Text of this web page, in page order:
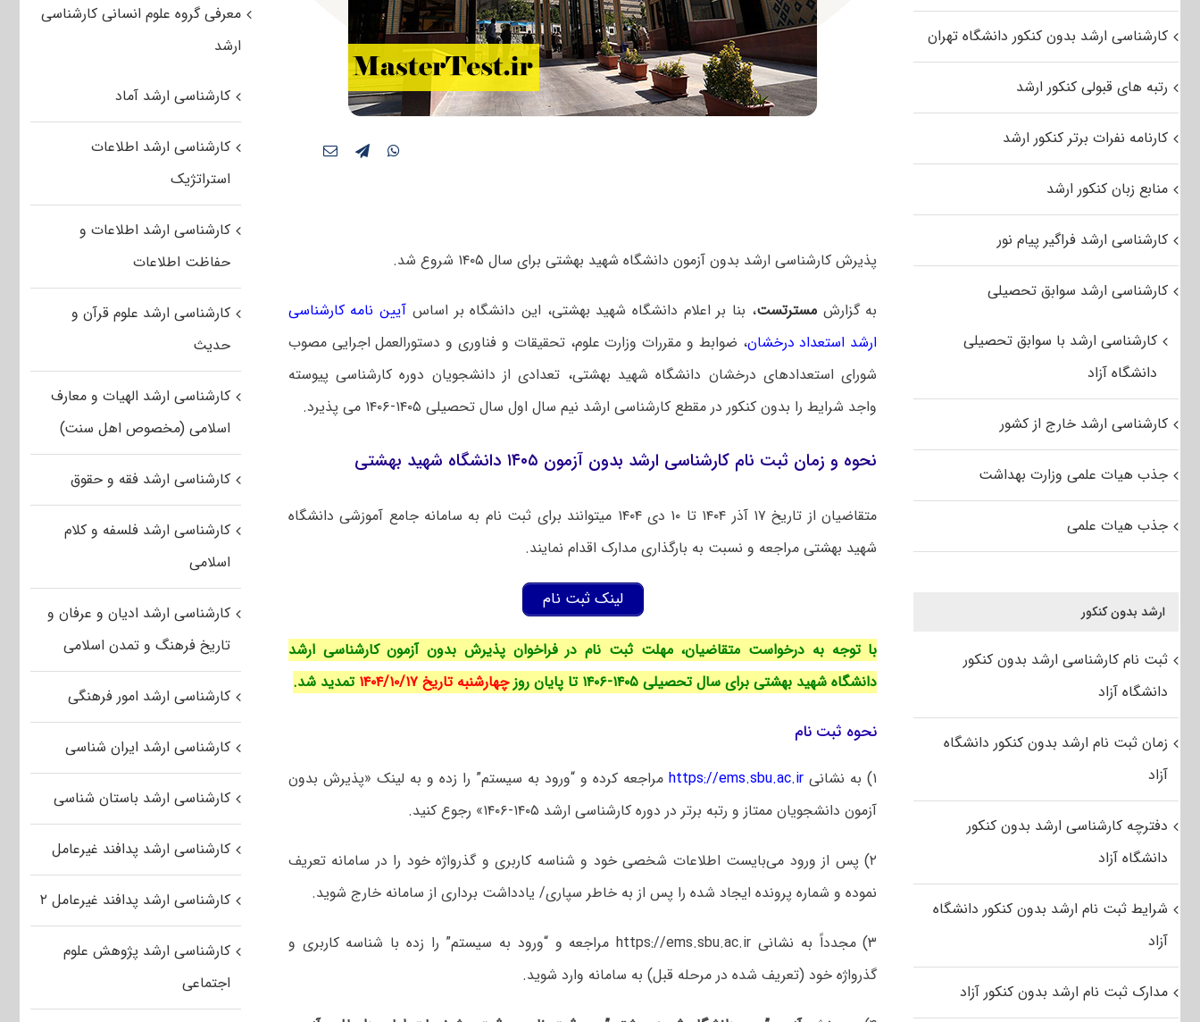
پذیرش کارشناسی ارشد بدون آزمون دانشگاه شهید بهشتی برای سال ۱۴۰۵ شروع شد.
به گزارشمسترتست، بنا بر اعلام دانشگاه شهید بهشتی، این دانشگاه بر اساس آیین نامه کارشناسی
ارشد استعداد درخشان، ضوابط و مقررات وزارت علوم، تحقیقات و فناوری و دستورالعمل اجرایی مصوب
شورای استعدادهای درخشان دانشگاه شهید بهشتی، تعدادی از دانشجویان دوره کارشناسی پیوسته
واجد شرایط را بدون کنکور در مقطع کارشناسی ارشد نیم سال اول سال تحصیلی ۱۴۰۵-۱۴۰۶ می پذیرد.
نحوه و زمان ثبت نام کارشناسی ارشد بدون آزمون ۱۴۰۵ دانشگاه شهید بهشتی
متقاضیان از تاریخ ۱۷ آذر ۱۴۰۴ تا ۱۰ دی ۱۴۰۴ میتوانند برای ثبت نام به سامانه جامع آموزشی دانشگاه
شهید بهشتی مراجعه و نسبت به بارگذاری مدارک اقدام نمایند.
لینک ثبت نام
با توجه به درخواست متقاضیان، مهلت ثبت نام در فراخوان پذیرش بدون آزمون کارشناسی ارشد
دانشگاه شهید بهشتی برای سال تحصیلی ۱۴۰۵-۱۴۰۶ تا پایان روز
چهارشنبه تاریخ ۱۴۰۴/۱۰/۱۷ تمدید شد.
نحوه ثبت نام
۱) به نشانی https://ems.sbu.ac.irمراجعه کرده و “ورود به سیستم” را زده و به لینک «پذیرش بدون
آزمون دانشجویان ممتاز و رتبه برتر در دوره کارشناسی ارشد ۱۴۰۵-۱۴۰۶» رجوع کنید.
۲) پس از ورود می‌بایست اطلاعات شخصی خود و شناسه کاربری و گذرواژه خود را در سامانه تعریف
نموده و شماره پرونده ایجاد شده را پس از به خاطر سپاری/ یادداشت برداری از سامانه خارج شوید.
۳) مجدداً به نشانی https://ems.sbu.ac.ir مراجعه و “ورود به سیستم” را زده با شناسه کاربری و
گذرواژه خود (تعریف شده در مرحله قبل) به سامانه وارد شوید.
معرفی گروه علوم انسانی کارشناسی
ارشد
کارشناسی ارشد آماد
کارشناسی ارشد اطلاعات
استراتژیک
کارشناسی ارشد اطلاعات و
حفاظت اطلاعات
کارشناسی ارشد علوم قرآن و
حدیث
کارشناسی ارشد الهیات و معارف
اسلامی (مخصوص اهل سنت)
کارشناسی ارشد فقه و حقوق
کارشناسی ارشد فلسفه و کلام
اسلامی
کارشناسی ارشد ادیان و عرفان و
تاریخ فرهنگ و تمدن اسلامی
کارشناسی ارشد امور فرهنگی
کارشناسی ارشد ایران شناسی
کارشناسی ارشد باستان شناسی
کارشناسی ارشد پدافند غیرعامل
کارشناسی ارشد پدافند غیرعامل ۲
کارشناسی ارشد پژوهش علوم
اجتماعی
کارشناسی ارشد بدون کنکور دانشگاه تهران
رتبه های قبولی کنکور ارشد
کارنامه نفرات برتر کنکور ارشد
منابع زبان کنکور ارشد
کارشناسی ارشد فراگیر پیام نور
کارشناسی ارشد سوابق تحصیلی
کارشناسی ارشد با سوابق تحصیلی
دانشگاه آزاد
کارشناسی ارشد خارج از کشور
جذب هیات علمی وزارت بهداشت
جذب هیات علمی
ارشد بدون کنکور
ثبت نام کارشناسی ارشد بدون کنکور
دانشگاه آزاد
زمان ثبت نام ارشد بدون کنکور دانشگاه
آزاد
دفترچه کارشناسی ارشد بدون کنکور
دانشگاه آزاد
شرایط ثبت نام ارشد بدون کنکور دانشگاه
آزاد
مدارک ثبت نام ارشد بدون کنکور آزاد